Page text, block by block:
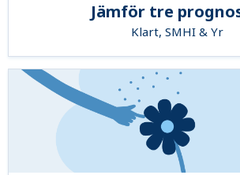
Jämför tre
Klart, SMHI & Yr